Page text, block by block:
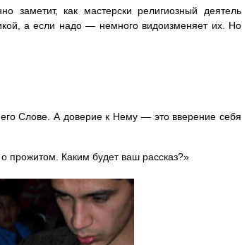
заметит, как мастерски религиозный деятель
а если надо — немного видоизменяет их. Но
Слове. А доверие к Нему — это вверение себя
прожитом. Каким будет ваш рассказ?»